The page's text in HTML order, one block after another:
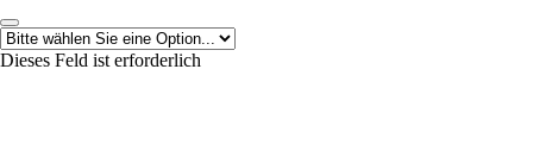
Dieses Feld ist erforderlich